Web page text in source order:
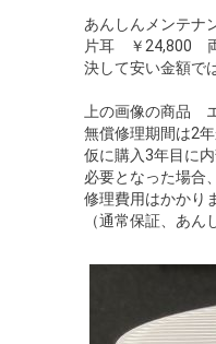
あんしんメンテナ
片耳 ￥24,800
決して安い金額で
上の画像の商品
無償修理期間は2
仮に購入3年目に
必要となった場合
修理費用はかかり
（通常保証、あ